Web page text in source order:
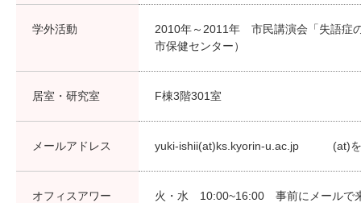
学外活動
2010年～2011年 市民講演会「失語症
市保健センター）
居室・研究室 F棟3階301室
メールアドレス yuki-ishii(at)ks.kyorin-u.ac.jp (at)を
オフィスアワー 火・水 10:00~16:00 事前にメールで